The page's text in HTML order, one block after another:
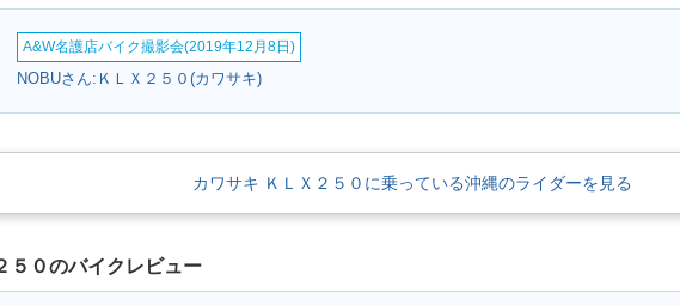
A&W名護店バイク撮影会(2019年12月8日)
NOBUさん:ＫＬＸ２５０(カワサキ)
カワサキ ＫＬＸ２５０に乗っている沖縄のライダーを見る
５０のバイクレビュー